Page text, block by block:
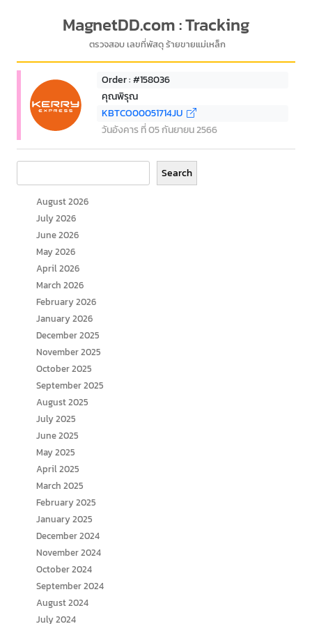
MagnetDD.com : Tracking
ตรวจสอบ เลขที่พัสดุ ร้ายขายแม่เหล็ก
Order : #158036
คุณพิรุณ
KBTCO00051714JU
วันอังคาร ที่ 05 กันยายน 2566
Search
August 2026
July 2026
June 2026
May 2026
April 2026
March 2026
February 2026
January 2026
December 2025
November 2025
October 2025
September 2025
August 2025
July 2025
June 2025
May 2025
April 2025
March 2025
February 2025
January 2025
December 2024
November 2024
October 2024
September 2024
August 2024
July 2024